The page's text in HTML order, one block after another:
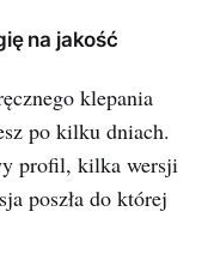
na jakość
klepania
po kilku dniach.
profil, kilka wersji
poszła do której